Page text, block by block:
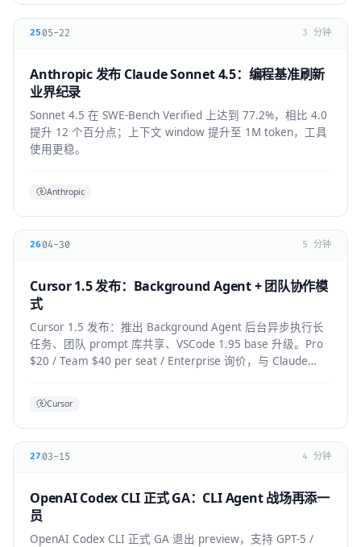
25 05-22 3 分钟
Anthropic 发布 Claude Sonnet 4.5：编程基准刷新
业界纪录
Sonnet 4.5 在 SWE-Bench Verified 上达到 77.2%，相比 4.0
提升 12 个百分点；上下文 window 提升至 1M token，工具
使用更稳。
Anthropic
2604-30 5 分钟
Cursor 1.5 发布：Background Agent + 团队协作模
式
Cursor 1.5 发布：推出 Background Agent 后台异步执行长
任务、团队 prompt 库共享、VSCode 1.95 base 升级。Pro
$20 / Team $40 per seat / Enterprise 询价，与 Claude
Cursor
27 03-15 4 分钟
OpenAI Codex CLI 正式 GA：CLI Agent 战场再添一
员
OpenAI Codex CLI 正式 GA 退出 preview，支持 GPT-5 /